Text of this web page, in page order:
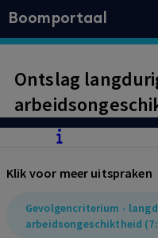
Boomportaal
Ontslag
kennelijk
Klik voor meer uitspraken
Gevolgencriterium -
arbeidsongeschiktheid